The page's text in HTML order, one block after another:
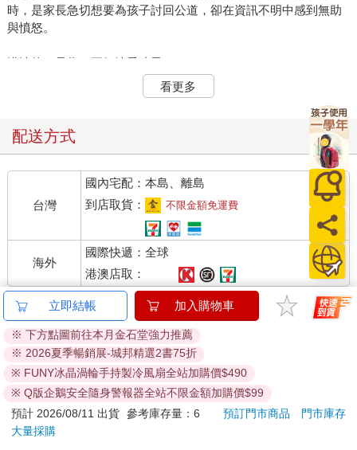
時，是家長急切想要為孩子討回公道，卻在資訊不明中感到無助
與憤怒。
懂法律，是為了更好地愛孩子
我是律師，但我從不以審判者的姿態面對教育現場。我深信，絕
大多數的校園問題，不是惡意造成的傷害，而是資訊不對等、制
度複雜、溝通斷裂的苦果。我寫這本書，不為指責任何人，而是
想為校園中的每一個靈魂―從風雨中守護孩子的老師、日夜牽掛
的家長、肩負制度重擔的行政人員―提供一張清晰的法律地圖，
讓我們能在同一片星空下，找到共同的北極星。這不是一本法律
書，是一本希望孩子平安長大的書。
2023 年8 月23 日，是我人生的轉捩點。那天，參加教育部「校園
事件處理會議調查及輔導人才庫」培訓時，聽見一個個真實故事
在教室迴盪：孩子的淚水、老師的無奈、家長的怒吼。這些不就
是我日日面對的縮影嗎？那一刻，我明白了——有時候，最危險
的不是違法，而是不知道自己正在違法；最遺憾的不是沒有愛，
而是愛的方式出了錯。
於是，我創立了臉書粉專「律師帶您看校園裡的大小事」，用平
凡人的語言，講述法律背後的故事。讓老師知道界線在哪裡、讓
家長明白權利如何維護、讓行政人員在人情與制度間找到平衡
點。粉專目前已經累積超過四萬人追蹤，每一則貼文下的熱烈迴
響，都在訴說著：我們同樣渴望一個既有規範、又有溫度的校
園。這股共鳴告訴我，這條路不只值得繼續走下去，更需要我們
看更多
配送方式
台灣
國內宅配：本島、離島
到店取貨：
不限金額免運費
海外
國際快遞：全球
港澳店取：
詳細資料
語言 中文繁體 裝訂
紙本平裝
ISBN
9786263904521 分級 普通級
立即結帳 加入購物車
※ 下方點圖前往本月金石堂強力推薦
※ 2026夏季暢銷展-城邦精選2書75折
※ FUNY冰晶渦輪手持製冷風扇全站加購價$490
※ Q版企鵝安全隨身警報器全站不限金額加購價$99
預計 2026/08/11 出貨 參考庫存量：6 預訂門市商品
門市庫存
大量採購